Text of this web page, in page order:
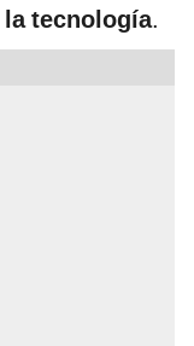
la tecnología.